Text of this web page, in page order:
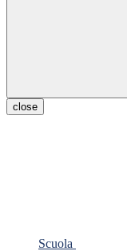
close
Scuola